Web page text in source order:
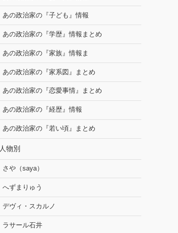
あの政治家の『子ども』情報
あの政治家の『学歴』情報まとめ
あの政治家の『家族』情報ま
あの政治家の『家系図』まとめ
あの政治家の『恋愛事情』まとめ
あの政治家の『経歴』情報
あの政治家の『若い頃』まとめ
人物別
さや（saya）
へずまりゅう
デヴィ・スカルノ
ラサール石井